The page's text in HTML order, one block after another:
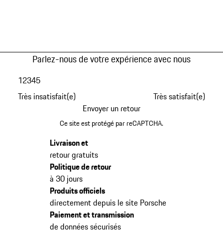
Parlez-nous de votre expérience avec nous
Très insatisfait(e)
12345
Très satisfait(e)
Envoyer un retour
Ce site est protégé par reCAPTCHA.
Livraison et
retour gratuits
Politique de retour
à 30 jours
Produits officiels
directement depuis le site Porsche
Paiement et transmission
de données sécurisés